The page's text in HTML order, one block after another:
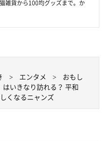
雑貨から100均グッズまで。か
エンタメ
おもし
いきなり訪れる？ 平和
くなるニャンズ